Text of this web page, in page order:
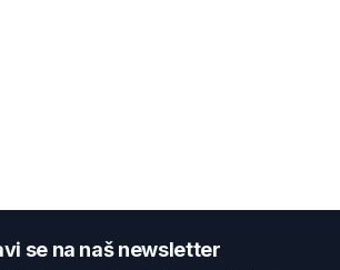
se na naš newsletter